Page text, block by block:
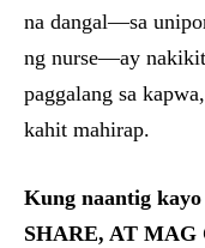
na dangal—sa
ng nurse—ay
paggalang sa
kahit mahirap.
Kung naantig
SHARE, AT MAG